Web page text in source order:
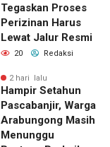
Tegaskan Proses
Perizinan Harus
Lewat Jalur Resmi
20 Redaksi
2 hari lalu
Hampir Setahun
Pascabanjir, Warga
Arabungong Masih
Menunggu